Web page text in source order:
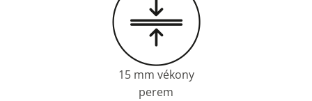
15 mm vékony
perem